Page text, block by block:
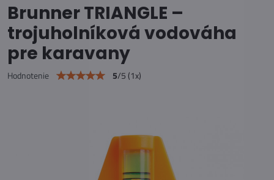
Brunner TRIANGLE –
trojuholníková vodováha
pre karavany
Hodnotenie 5/5(1x)